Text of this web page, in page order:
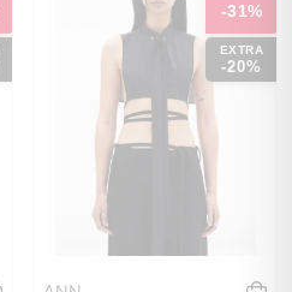
EXTRA
-20%
-31%